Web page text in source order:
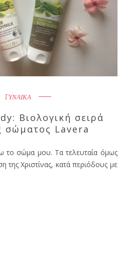
ΓΥΝΑΙΚΑ
Βιολογική σειρά
σώματος Lavera
το σώμα μου. Τα τελευταία όμως
της Χριστίνας, κατά περιόδους με